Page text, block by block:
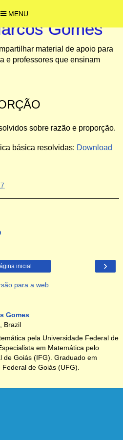
MENU
Gomes
material de apoio para
e professores que ensinam
sobre razão e proporção.
básica resolvidas: Download
›
inicial
para a web
Gomes
Brazil
pela Universidade Federal de
em Matemática pelo
de Goiás (IFG). Graduado em
de Goiás (UFG).